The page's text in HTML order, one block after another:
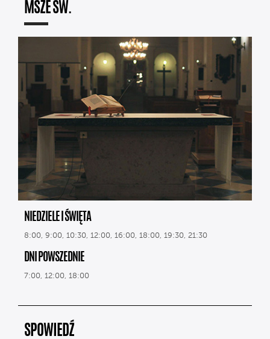
MSZE ŚW.
NIEDZIELE I ŚWIĘTA
8:00, 9:00, 10:30, 12:00, 16:00, 18:00, 19:30, 21:30
DNI POWSZEDNIE
7:00, 12:00, 18:00
SPOWIEDŹ